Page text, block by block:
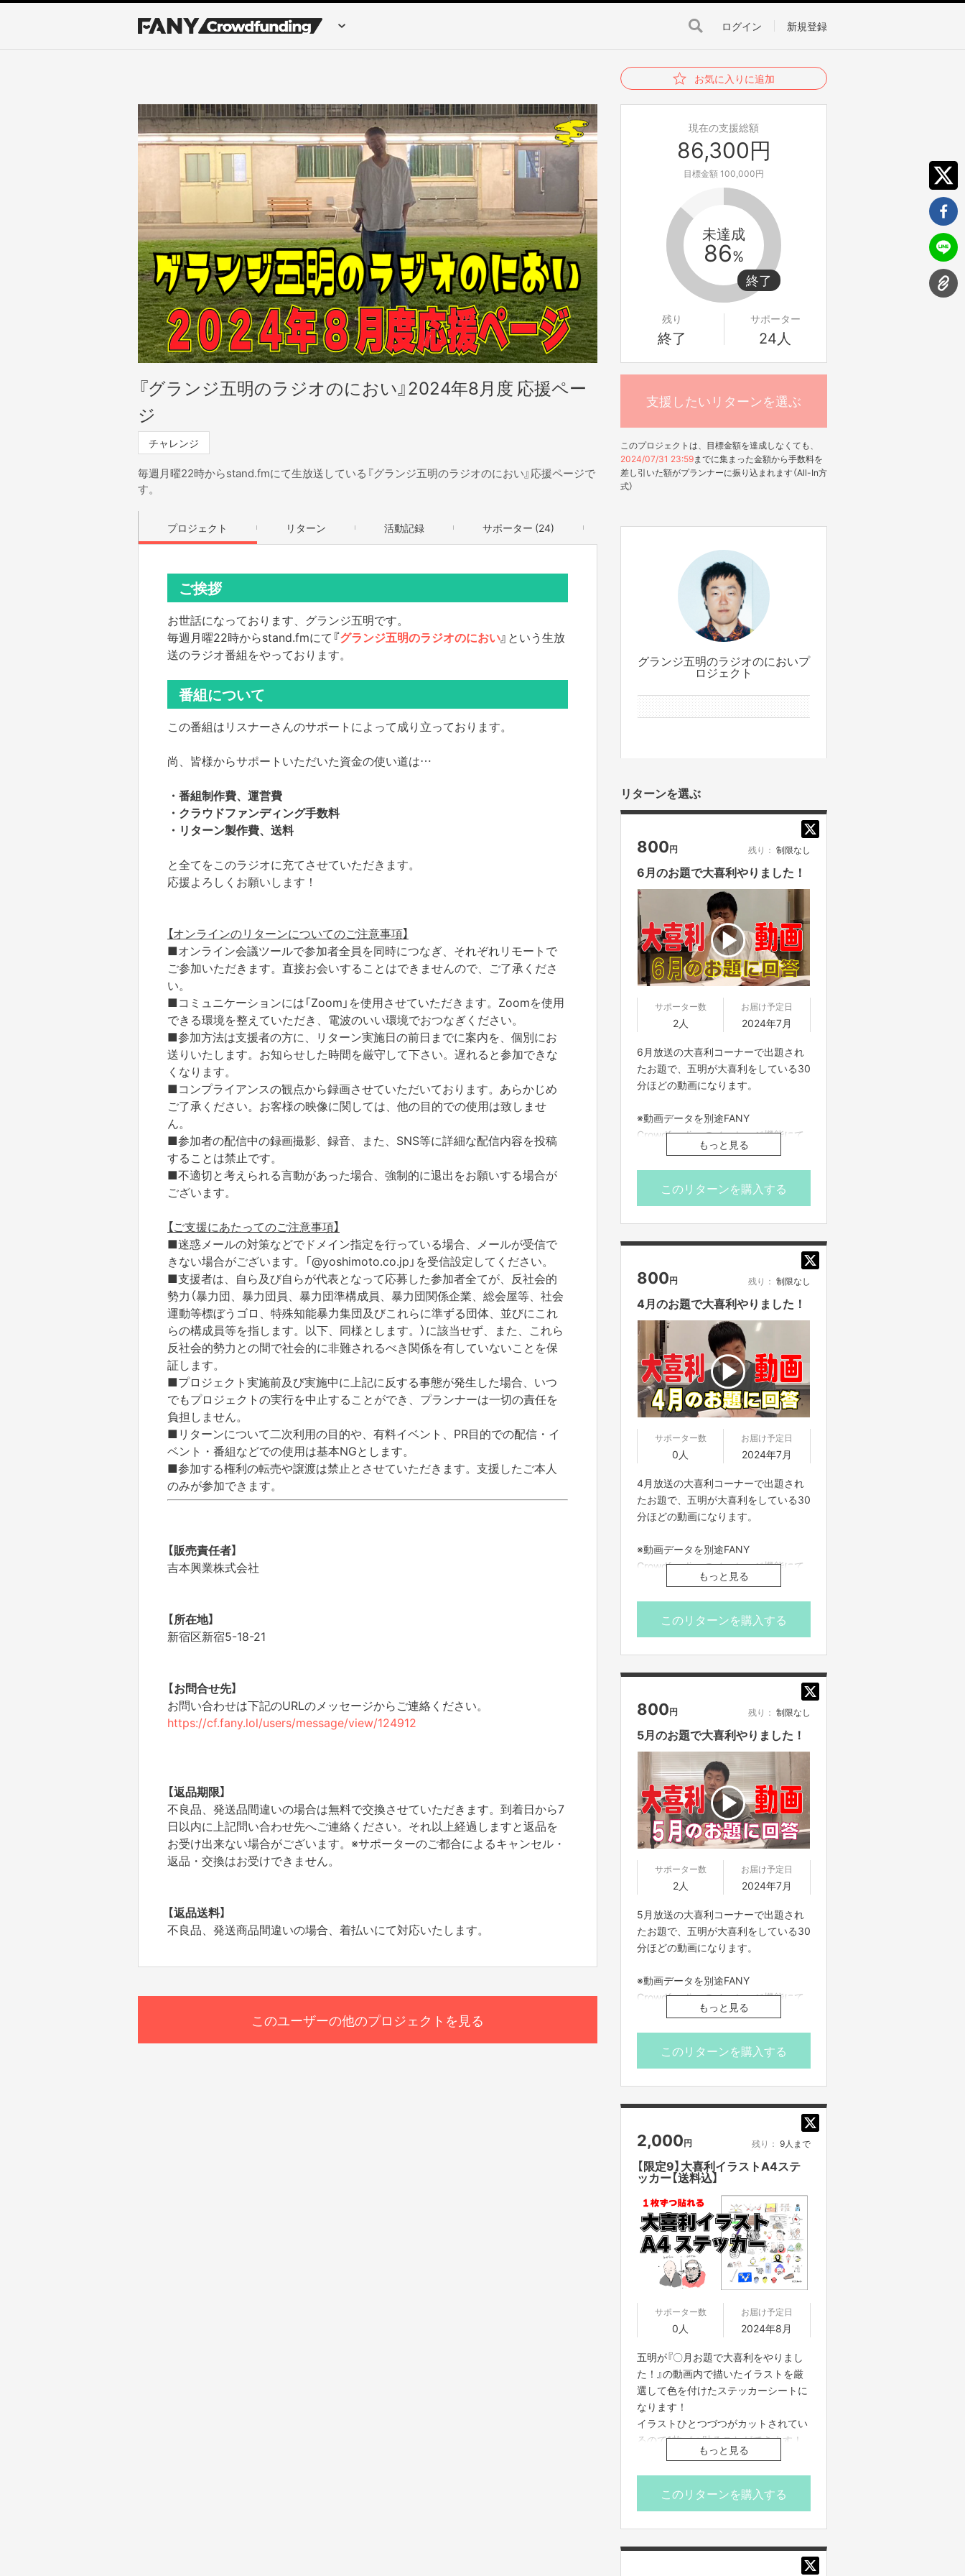
ログイン 新規登録
お気に入りに追加
『グランジ五明のラジオのにおい』2024年8月度 応援ペー
ジ
チャレンジ
毎週月曜22時からstand.fmにて生放送している『グランジ五明のラジオのにおい』応援ページで
す。
現在の支援総額
86,300円
目標金額 100,000円
未達成
86%
残り
終了
サポーター
24人
支援したいリターンを選ぶ
このプロジェクトは、目標金額を達成しなくても、
2024/07/31 23:59までに集まった金額から手数料を
差し引いた額がプランナーに振り込まれます（All-In方
式）
プロジェクト リターン 活動記録 サポーター (24)
ご挨拶
お世話になっております、グランジ五明です。
毎週月曜22時からstand.fmにて 『グランジ五明のラジオのにおい』 という生放
送のラジオ番組をやっております。
番組について
この番組はリスナーさんのサポートによって成り立っております。
尚、皆様からサポートいただいた資金の使い道は…
・番組制作費、運営費
・クラウドファンディング手数料
・リターン製作費、送料
と全てをこのラジオに充てさせていただきます。
応援よろしくお願いします！
【オンラインのリターンについてのご注意事項】
■オンライン会議ツールで参加者全員を同時につなぎ、それぞれリモートで
ご参加いただきます。直接お会いすることはできませんので、ご了承くださ
い。
■コミュニケーションには「Zoom」を使用させていただきます。Zoomを使用
できる環境を整えていただき、電波のいい環境でおつなぎください。
■参加方法は支援者の方に、リターン実施日の前日までに案内を、個別にお
送りいたします。お知らせした時間を厳守して下さい。遅れると参加できな
くなります。
■コンプライアンスの観点から録画させていただいております。あらかじめ
ご了承ください。お客様の映像に関しては、他の目的での使用は致しませ
ん。
■参加者の配信中の録画撮影、録音、また、SNS等に詳細な配信内容を投稿
することは禁止です。
■不適切と考えられる言動があった場合、強制的に退出をお願いする場合が
ございます。
【ご支援にあたってのご注意事項】
■迷惑メールの対策などでドメイン指定を行っている場合、メールが受信で
きない場合がございます。「@yoshimoto.co.jp」を受信設定してください。
■支援者は、自ら及び自らが代表となって応募した参加者全てが、反社会的
勢力（暴力団、暴力団員、暴力団準構成員、暴力団関係企業、総会屋等、社会
運動等標ぼうゴロ、特殊知能暴力集団及びこれらに準ずる団体、並びにこれ
らの構成員等を指します。以下、同様とします。）に該当せず、また、これら
反社会的勢力との間で社会的に非難されるべき関係を有していないことを保
証します。
■プロジェクト実施前及び実施中に上記に反する事態が発生した場合、いつ
でもプロジェクトの実行を中止することができ、プランナーは一切の責任を
負担しません。
■リターンについて二次利用の目的や、有料イベント、PR目的での配信・イ
ベント・番組などでの使用は基本NGとします。
■参加する権利の転売や譲渡は禁止とさせていただきます。支援したご本人
のみが参加できます。
【販売責任者】
吉本興業株式会社
【所在地】
新宿区新宿5-18-21
【お問合せ先】
お問い合わせは下記のURLのメッセージからご連絡ください。
https://cf.fany.lol/users/message/view/124912
【返品期限】
不良品、発送品間違いの場合は無料で交換させていただきます。到着日から7
日以内に上記問い合わせ先へご連絡ください。それ以上経過しますと返品を
お受け出来ない場合がございます。※サポーターのご都合によるキャンセル・
返品・交換はお受けできません。
【返品送料】
不良品、発送商品間違いの場合、着払いにて対応いたします。
このユーザーの他のプロジェクトを見る
グランジ五明のラジオのにおいプ
ロジェクト
リターンを選ぶ
800円 残り： 制限なし
6月のお題で大喜利やりました！
サポーター数
2人
お届け予定日
2024年7月
6月放送の大喜利コーナーで出題され
たお題で、五明が大喜利をしている30
分ほどの動画になります。
※動画データを別途FANY
Crowdfundingのメッセージ機能にて
ご案内させていただきます
※番組制作費に充てさせていただきま
もっと見る
このリターンを購入する
800円 残り： 制限なし
4月のお題で大喜利やりました！
サポーター数
0人
お届け予定日
2024年7月
4月放送の大喜利コーナーで出題され
たお題で、五明が大喜利をしている30
分ほどの動画になります。
※動画データを別途FANY
Crowdfundingのメッセージ機能にて
ご案内させていただきます
※番組制作費に充てさせていただきま
もっと見る
このリターンを購入する
800円 残り： 制限なし
5月のお題で大喜利やりました！
サポーター数
2人
お届け予定日
2024年7月
5月放送の大喜利コーナーで出題され
たお題で、五明が大喜利をしている30
分ほどの動画になります。
※動画データを別途FANY
Crowdfundingのメッセージ機能にて
ご案内させていただきます
※番組制作費に充てさせていただきま
もっと見る
このリターンを購入する
2,000円 残り： 9人まで
【限定9】大喜利イラストA4ステ
ッカー【送料込】
サポーター数
0人
お届け予定日
2024年8月
五明が『〇月お題で大喜利をやりまし
た！』の動画内で描いたイラストを厳
選して色を付けたステッカーシートに
なります！
イラストひとつづつがカットされてい
るので1枚づつ貼ることができます！
※番組制作費に充てさせていただきま
※国内発送のみに限らせていただきま
もっと見る
このリターンを購入する